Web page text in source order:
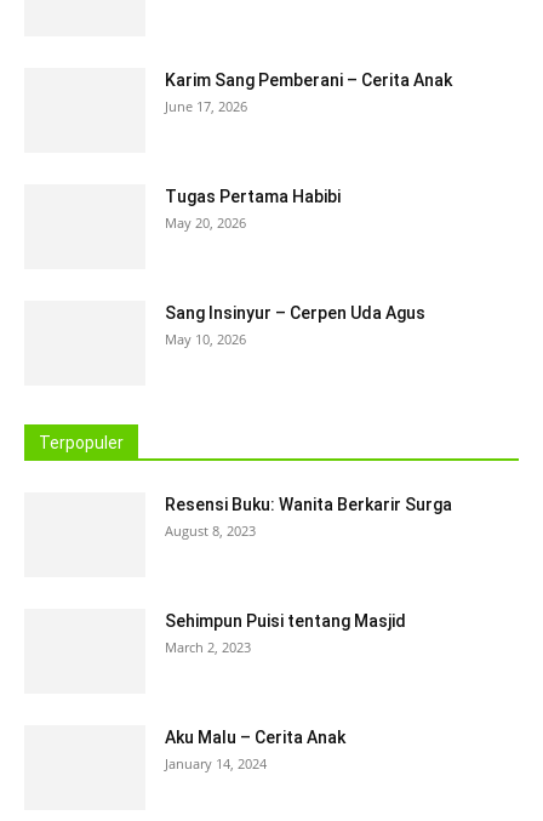
Karim Sang Pemberani – Cerita Anak
June 17, 2026
Tugas Pertama Habibi
May 20, 2026
Sang Insinyur – Cerpen Uda Agus
May 10, 2026
Terpopuler
Resensi Buku: Wanita Berkarir Surga
August 8, 2023
Sehimpun Puisi tentang Masjid
March 2, 2023
Aku Malu – Cerita Anak
January 14, 2024